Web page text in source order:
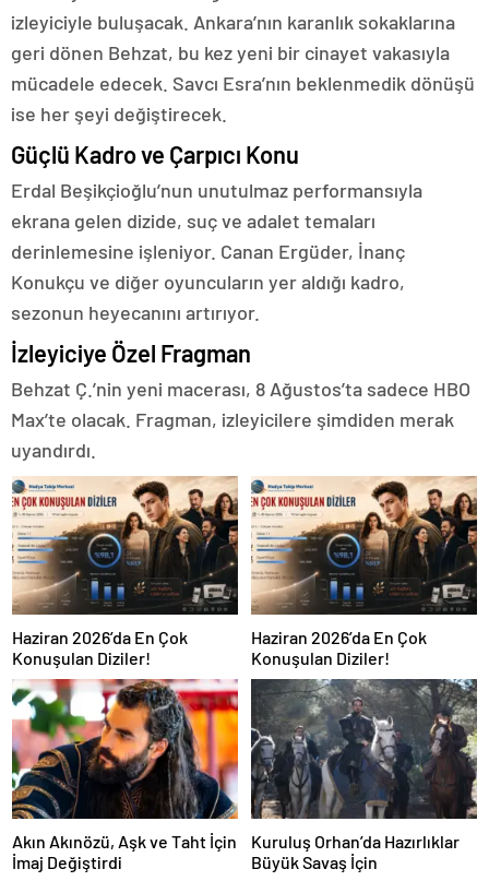
izleyiciyle buluşacak. Ankara’nın karanlık sokaklarına
geri dönen Behzat, bu kez yeni bir cinayet vakasıyla
mücadele edecek. Savcı Esra’nın beklenmedik dönüşü
ise her şeyi değiştirecek.
Güçlü Kadro ve Çarpıcı Konu
Erdal Beşikçioğlu’nun unutulmaz performansıyla
ekrana gelen dizide, suç ve adalet temaları
derinlemesine işleniyor. Canan Ergüder, İnanç
Konukçu ve diğer oyuncuların yer aldığı kadro,
sezonun heyecanını artırıyor.
İzleyiciye Özel Fragman
Behzat Ç.’nin yeni macerası, 8 Ağustos’ta sadece HBO
Max’te olacak. Fragman, izleyicilere şimdiden merak
uyandırdı.
Haziran 2026’da En Çok
Konuşulan Diziler!
Haziran 2026’da En Çok
Konuşulan Diziler!
Akın Akınözü, Aşk ve Taht İçin
İmaj Değiştirdi
Kuruluş Orhan’da Hazırlıklar
Büyük Savaş İçin